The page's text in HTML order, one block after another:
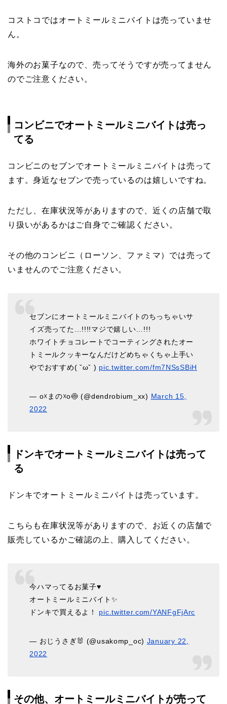
コストコではオートミールミニバイトは売っていませ
ん。
海外のお菓子なので、売ってそうですが売ってません
のでご注意ください。
コンビニでオートミールミニバイトは売っ
てる
コンビニのセブンでオートミールミニバイトは売って
ます。身近なセブンで売っているのは嬉しいですね。
ただし、在庫状況等がありますので、近くの店舗で取
り扱いがあるかはご自身でご確認ください。
その他のコンビニ（ローソン、ファミマ）では売って
いませんのでご注意ください。
セブンにオートミールミニバイトのちっちゃいサ
イズ売ってた…!!!!マジで嬉しい…!!!
ホワイトチョコレートでコーティングされたオー
トミールクッキーなんだけどめちゃくちゃ上手い
やでおすすめ( ˇωˇ ) pic.twitter.com/fm7NSsSBiH
— o☓まの☓o🍥 (@dendrobium_xx) March 15,
2022
ドンキでオートミールミニバイトは売って
る
ドンキでオートミールミニバイトは売っています。
こちらも在庫状況等がありますので、お近くの店舗で
販売しているかご確認の上、購入してください。
今ハマってるお菓子♥️
オートミールミニバイト✨
ドンキで買えるよ！ pic.twitter.com/YANFgFjArc
— おじうさぎ🐰 (@usakomp_oc) January 22,
2022
その他、オートミールミニバイトが売って